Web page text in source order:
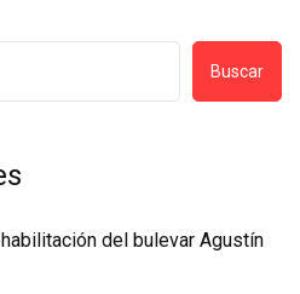
Buscar
del bulevar Agustín